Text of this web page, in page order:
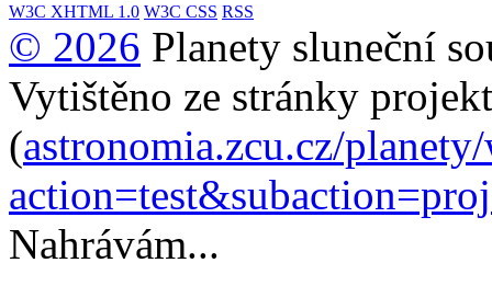
W3C XHTML 1.0 W3C CSS RSS
© 2026 Planety sluneční
Vytištěno ze stránky
(astronomia.zcu.cz/
Nahrávám...